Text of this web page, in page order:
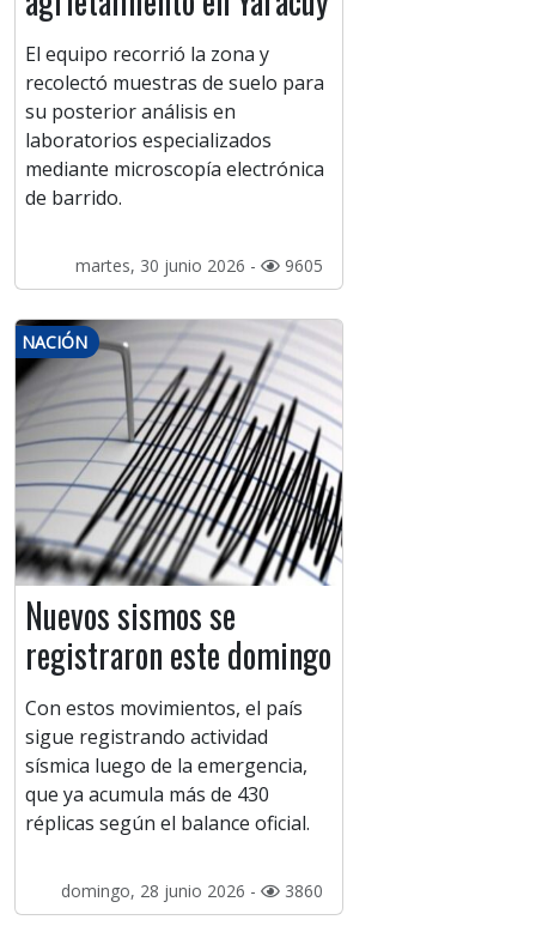
El equipo recorrió la zona y
recolectó muestras de suelo para
su posterior análisis en
laboratorios especializados
mediante microscopía electrónica
de barrido.
martes, 30 junio 2026 - 9605
NACIÓN
Nuevos sismos se
registraron este domingo
Con estos movimientos, el país
sigue registrando actividad
sísmica luego de la emergencia,
que ya acumula más de 430
réplicas según el balance oficial.
domingo, 28 junio 2026 - 3860